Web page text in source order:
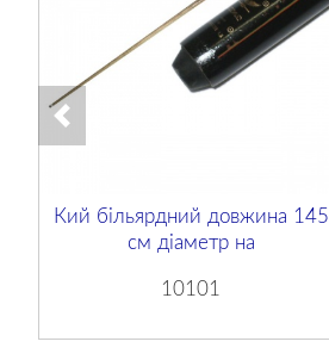
Кий більярдний довжина 145
см діаметр на
10101